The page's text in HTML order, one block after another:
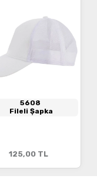
5608
Fileli Şapka
125,00 TL